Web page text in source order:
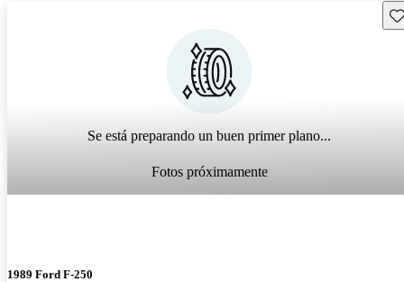
Se está preparando un buen primer plano...
Fotos próximamente
1989 Ford F-250